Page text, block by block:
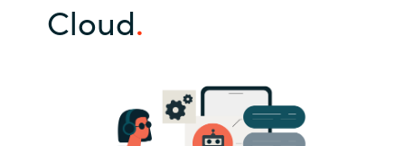
Cloud